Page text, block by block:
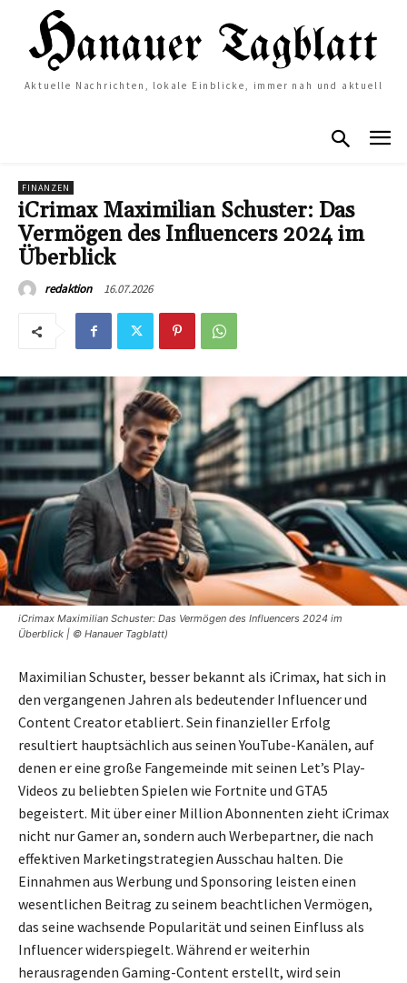
Aktuelle Nachrichten, lokale Einblicke, immer nah und aktuell
FINANZEN
iCrimax Maximilian Schuster: Das
Vermögen des Influencers 2024 im
Überblick
redaktion 16.07.2026
iCrimax Maximilian Schuster: Das Vermögen des Influencers 2024 im
Überblick | © Hanauer Tagblatt)
Maximilian Schuster, besser bekannt als iCrimax, hat sich in
den vergangenen Jahren als bedeutender Influencer und
Content Creator etabliert. Sein finanzieller Erfolg
resultiert hauptsächlich aus seinen YouTube-Kanälen, auf
denen er eine große Fangemeinde mit seinen Let’s Play-
Videos zu beliebten Spielen wie Fortnite und GTA5
begeistert. Mit über einer Million Abonnenten zieht iCrimax
nicht nur Gamer an, sondern auch Werbepartner, die nach
effektiven Marketingstrategien Ausschau halten. Die
Einnahmen aus Werbung und Sponsoring leisten einen
wesentlichen Beitrag zu seinem beachtlichen Vermögen,
das seine wachsende Popularität und seinen Einfluss als
Influencer widerspiegelt. Während er weiterhin
herausragenden Gaming-Content erstellt, wird sein